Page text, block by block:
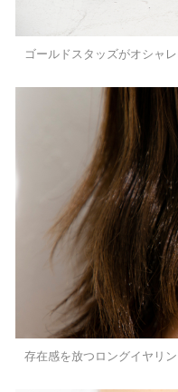
ゴールドスタッズがオシャ
存在感を放つロングイヤリ